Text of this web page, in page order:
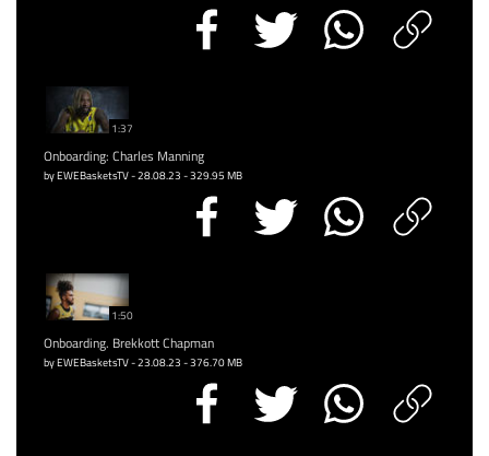
1:37
Onboarding: Charles Manning
by EWEBasketsTV - 28.08.23 - 329.95 MB
1:50
Onboarding. Brekkott Chapman
by EWEBasketsTV - 23.08.23 - 376.70 MB